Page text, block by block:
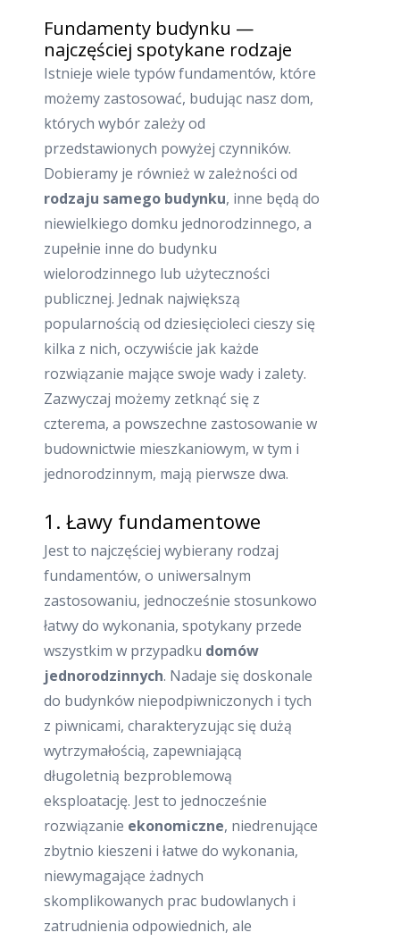
Fundamenty budynku —
najczęściej spotykane rodzaje
Istnieje wiele typów fundamentów, które
możemy zastosować, budując nasz dom,
których wybór zależy od
przedstawionych powyżej czynników.
Dobieramy je również w zależności od
rodzaju samego budynku, inne będą do
niewielkiego domku jednorodzinnego, a
zupełnie inne do budynku
wielorodzinnego lub użyteczności
publicznej. Jednak największą
popularnością od dziesięcioleci cieszy się
kilka z nich, oczywiście jak każde
rozwiązanie mające swoje wady i zalety.
Zazwyczaj możemy zetknąć się z
czterema, a powszechne zastosowanie w
budownictwie mieszkaniowym, w tym i
jednorodzinnym, mają pierwsze dwa.
1. Ławy fundamentowe
Jest to najczęściej wybierany rodzaj
fundamentów, o uniwersalnym
zastosowaniu, jednocześnie stosunkowo
łatwy do wykonania, spotykany przede
wszystkim w przypadku domów
jednorodzinnych. Nadaje się doskonale
do budynków niepodpiwniczonych i tych
z piwnicami, charakteryzując się dużą
wytrzymałością, zapewniającą
długoletnią bezproblemową
eksploatację. Jest to jednocześnie
rozwiązanie ekonomiczne, niedrenujące
zbytnio kieszeni i łatwe do wykonania,
niewymagające żadnych
skomplikowanych prac budowlanych i
zatrudnienia odpowiednich, ale